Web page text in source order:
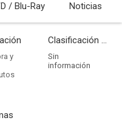
/ Blu-Ray Noticias
y
Clasificación por edades
Sin
información